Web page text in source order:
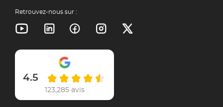
Retrouvez-nous sur :
4.5
123,285 avis